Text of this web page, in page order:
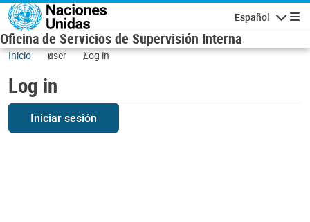
Skip to main content
Español
Oficina de Servicios de Supervisión Interna
Inicio user Log in
Log in
Iniciar sesión